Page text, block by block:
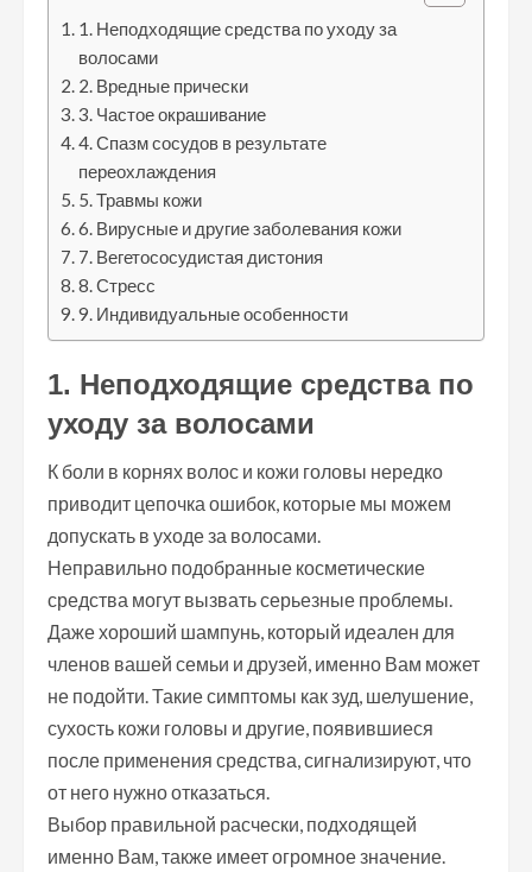
1. Неподходящие средства по уходу за
волосами
2. Вредные прически
3. Частое окрашивание
4. Спазм сосудов в результате
переохлаждения
5. Травмы кожи
6. Вирусные и другие заболевания кожи
7. Вегетососудистая дистония
8. Стресс
9. Индивидуальные особенности
1. Неподходящие средства по
уходу за волосами
К боли в корнях волос и кожи головы нередко
приводит цепочка ошибок, которые мы можем
допускать в уходе за волосами.
Неправильно подобранные косметические
средства могут вызвать серьезные проблемы.
Даже хороший шампунь, который идеален для
членов вашей семьи и друзей, именно Вам может
не подойти. Такие симптомы как зуд, шелушение,
сухость кожи головы и другие, появившиеся
после применения средства, сигнализируют, что
от него нужно отказаться.
Выбор правильной расчески, подходящей
именно Вам, также имеет огромное значение.